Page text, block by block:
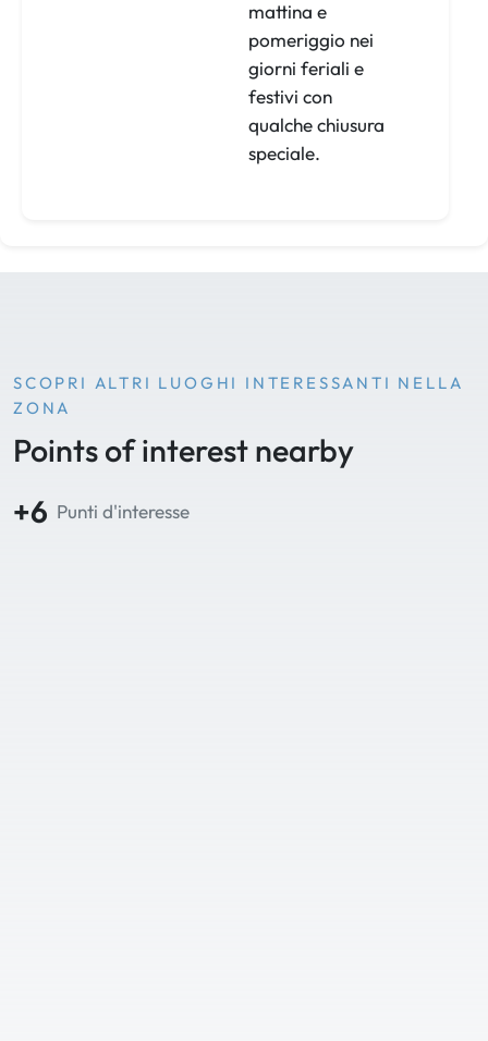
mattina e
pomeriggio nei
giorni feriali e
festivi con
qualche chiusura
speciale.
SCOPRI ALTRI LUOGHI INTERESSANTI NELLA
ZONA
Points of interest nearby
+6 Punti d'interesse